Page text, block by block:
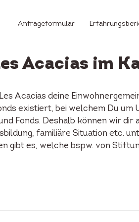
Anfrageformular
Acacias im
Acacias deine
existiert, bei welchem Du
Fonds. Deshalb können wir dir
familiäre Situation etc.
gibt es, welche bspw. von